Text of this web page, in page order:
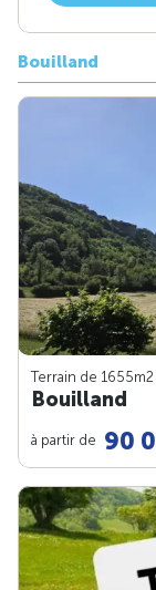
Bouilland
Terrain de 1655m2
Bouilland
à partir de 90